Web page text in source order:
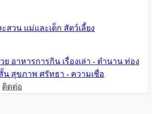
ะสวน แม่และเด็ก สัตว์เลี้ยง
ย อาหารการกิน เรื่องเล่า - ตำนาน ท่อง
น สุขภาพ ศรัทธา - ความเชื่อ
ติดต่อ